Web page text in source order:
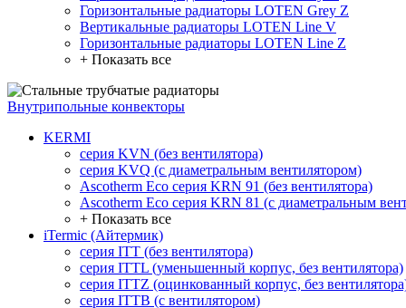
Горизонтальные радиаторы LOTEN Grey Z
Вертикальные радиаторы LOTEN Line V
Горизонтальные радиаторы LOTEN Line Z
+ Показать все
Внутрипольные конвекторы
KERMI
серия KVN (без вентилятора)
серия KVQ (с диаметральным вентилятором)
Ascotherm Eco серия KRN 91 (без вентилятора)
Ascotherm Eco серия KRN 81 (с диаметральным
+ Показать все
iTermic (Айтермик)
серия ITT (без вентилятора)
серия ITTL (уменьшенный корпус, без вентилятора)
серия ITTZ (оцинкованный корпус, без
серия ITTB (с вентилятором)